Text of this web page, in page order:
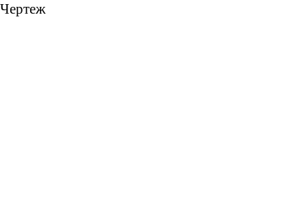
Чертеж